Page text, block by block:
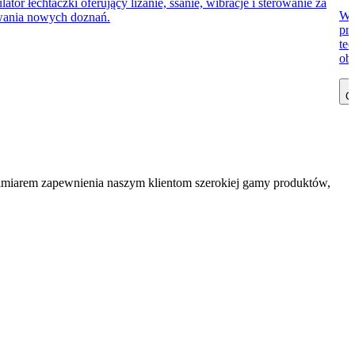
łechtaczki oferujący lizanie, ssanie, wibracje i sterowanie za
nowych doznań.
zapewnienia naszym klientom szerokiej gamy produktów,